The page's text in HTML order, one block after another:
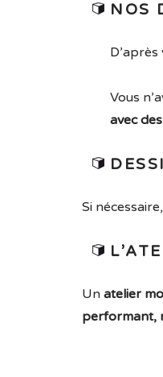
NOS
Vous
avec
Si
Un atelier
performant,